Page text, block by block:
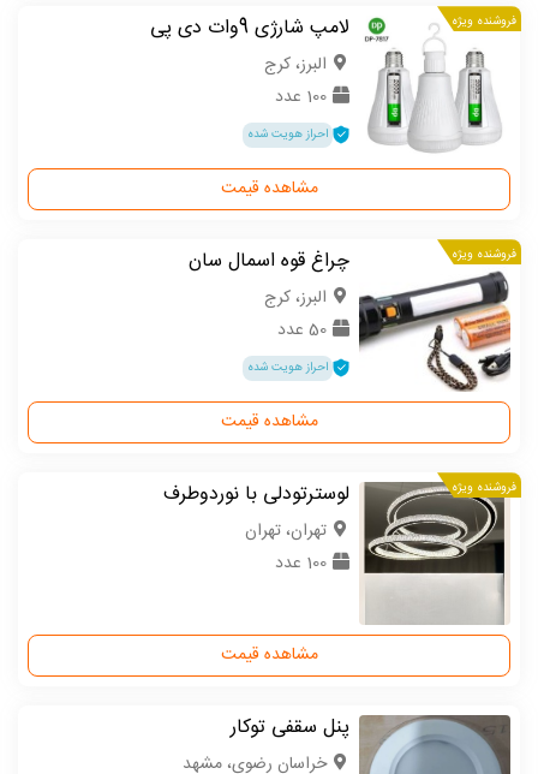
فروشنده ویژه لامپ شارژی 9وات دی پی
البرز، کرج
100 عدد
احراز هویت شده
مشاهده قیمت
فروشنده ویژه چراغ قوه اسمال سان
البرز، کرج
50 عدد
احراز هویت شده
مشاهده قیمت
فروشنده ویژه لوسترتودلی با نوردوطرف
تهران، تهران
100 عدد
مشاهده قیمت
پنل سقفی توکار
خراسان رضوی، مشهد